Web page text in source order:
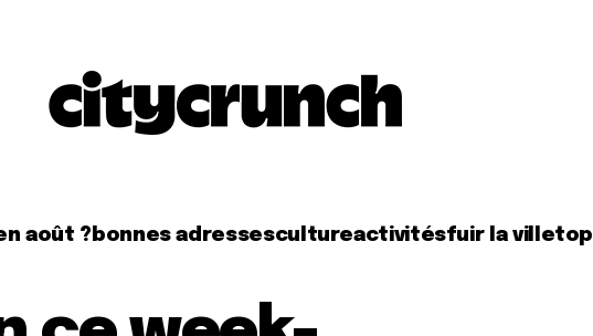
août ? bonnes adressescultureactivitésfuir la villetop